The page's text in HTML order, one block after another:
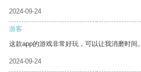
2024-09-24
游客
这款app的游戏非常好玩，可以让我消磨时间。
2024-09-24